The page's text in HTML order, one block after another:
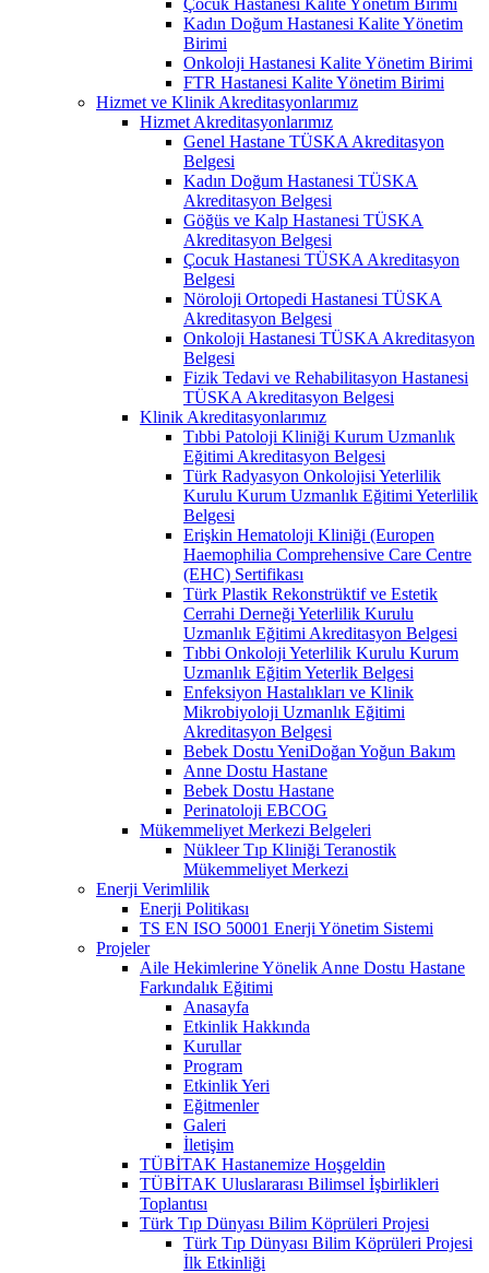
Kadın Doğum Hastanesi Kalite Yönetim
Birimi
Onkoloji Hastanesi Kalite Yönetim Birimi
FTR Hastanesi Kalite Yönetim Birimi
Hizmet ve Klinik Akreditasyonlarımız
Hizmet Akreditasyonlarımız
Genel Hastane TÜSKA Akreditasyon
Belgesi
Kadın Doğum Hastanesi TÜSKA
Akreditasyon Belgesi
Göğüs ve Kalp Hastanesi TÜSKA
Akreditasyon Belgesi
Çocuk Hastanesi TÜSKA Akreditasyon
Belgesi
Nöroloji Ortopedi Hastanesi TÜSKA
Akreditasyon Belgesi
Onkoloji Hastanesi TÜSKA Akreditasyon
Belgesi
Fizik Tedavi ve Rehabilitasyon Hastanesi
TÜSKA Akreditasyon Belgesi
Klinik Akreditasyonlarımız
Tıbbi Patoloji Kliniği Kurum Uzmanlık
Eğitimi Akreditasyon Belgesi
Türk Radyasyon Onkolojisi Yeterlilik
Kurulu Kurum Uzmanlık Eğitimi Yeterlilik
Belgesi
Erişkin Hematoloji Kliniği (Europen
Haemophilia Comprehensive Care Centre
(EHC) Sertifikası
Türk Plastik Rekonstrüktif ve Estetik
Cerrahi Derneği Yeterlilik Kurulu
Uzmanlık Eğitimi Akreditasyon Belgesi
Tıbbi Onkoloji Yeterlilik Kurulu Kurum
Uzmanlık Eğitim Yeterlik Belgesi
Enfeksiyon Hastalıkları ve Klinik
Mikrobiyoloji Uzmanlık Eğitimi
Akreditasyon Belgesi
Bebek Dostu YeniDoğan Yoğun Bakım
Anne Dostu Hastane
Bebek Dostu Hastane
Perinatoloji EBCOG
Mükemmeliyet Merkezi Belgeleri
Nükleer Tıp Kliniği Teranostik
Mükemmeliyet Merkezi
Enerji Verimlilik
Enerji Politikası
TS EN ISO 50001 Enerji Yönetim Sistemi
Projeler
Aile Hekimlerine Yönelik Anne Dostu Hastane
Farkındalık Eğitimi
Anasayfa
Etkinlik Hakkında
Kurullar
Program
Etkinlik Yeri
Eğitmenler
Galeri
İletişim
TÜBİTAK Hastanemize Hoşgeldin
TÜBİTAK Uluslararası Bilimsel İşbirlikleri
Toplantısı
Türk Tıp Dünyası Bilim Köprüleri Projesi
Türk Tıp Dünyası Bilim Köprüleri Projesi
İlk Etkinliği